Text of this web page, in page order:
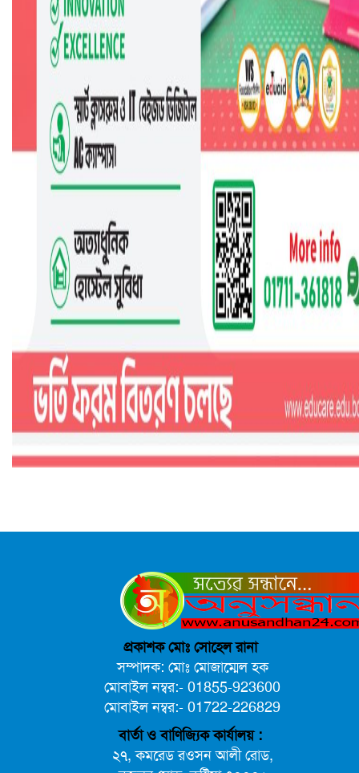
প্রকাশক মোঃ সোহেল রানা
সম্পাদক: মোঃ মোজাম্মেল হক
মোবাইল নম্বর:- 01855-923600
মোবাইল নম্বর:- 01722-226829
বার্তা ও বাণিজ্যিক কার্যালয় :
২৭, কমরেড রওসন আলী রোড,